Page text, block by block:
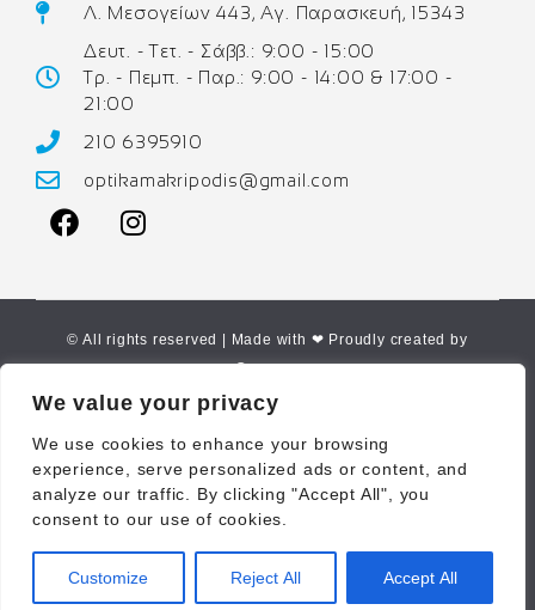
We value your privacy
We use cookies to enhance your browsing
experience, serve personalized ads or content, and
analyze our traffic. By clicking "Accept All", you
consent to our use of cookies.
Customize Reject All Accept All
Λ. Μεσογείων 443, Αγ. Παρασκευή, 15343
Δευτ. - Τετ. - Σάββ.: 9:00 - 15:00
Τρ. - Πεμπ. - Παρ.: 9:00 - 14:00 & 17:00 -
21:00
210 6395910
optikamakripodis@gmail.com
© All rights reserved | Made with ❤ Proudly created by
Corne.gr